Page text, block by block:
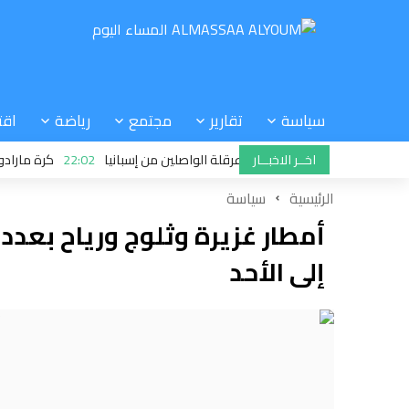
سياسة تقارير مجتمع رياضة
اخــر الاخبــار
تتحدى سانشيز وتواصل عرقلة الواصلين من إسبانيا 22:02 كرة مارادونا:
الرئيسية سياسة
أمطار غزيرة وثلوج ورياح
إلى الأحد